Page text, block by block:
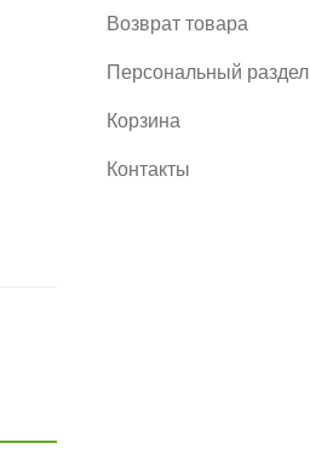
Возврат товара
Персональный раздел
Корзина
Контакты